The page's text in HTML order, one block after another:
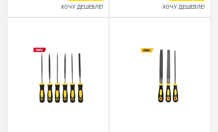
ХОЧУ ДЕШЕВЛЕ! ХОЧУ ДЕШЕВЛЕ!